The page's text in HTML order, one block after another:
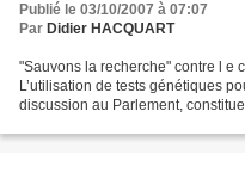
Publié le 03/10/2007 à 07:07
Par Didier HACQUART
"Sauvons la recherche" contre l e
L’utilisation de tests génétiques
discussion au Parlement,